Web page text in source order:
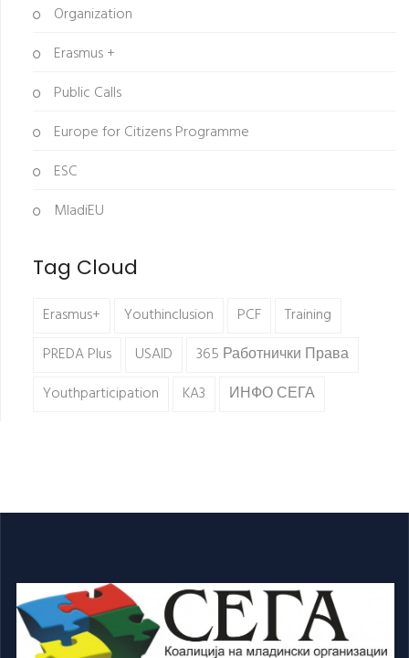
Organization
Erasmus +
Public Calls
Europe for Citizens Programme
ESC
MladiEU
Tag Cloud
Erasmus+ Youthinclusion PCF
Training
PREDA Plus
USAID
365 Работнички Права
Youthparticipation
KA3 ИНФО СЕГА